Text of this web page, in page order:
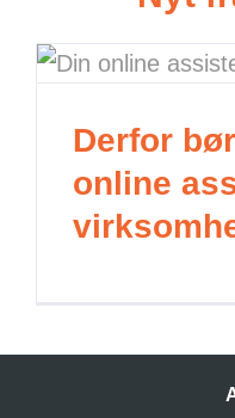
Derfor
online